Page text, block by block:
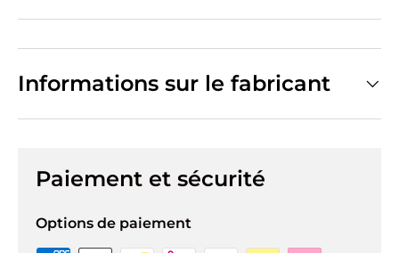
Informations sur le fabricant
Paiement et sécurité
Options de paiement